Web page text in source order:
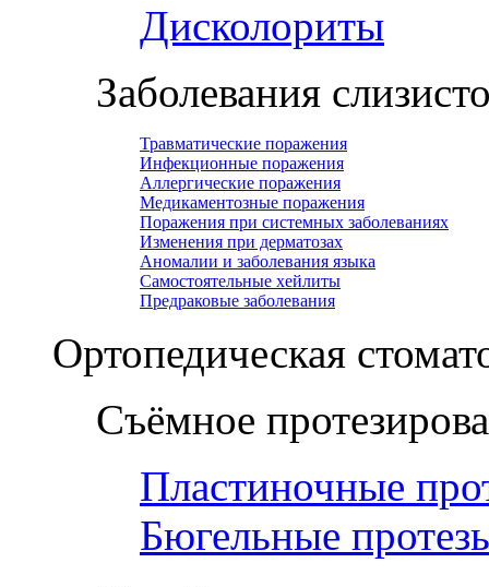
Дисколориты
Заболевания
Травматические поражения
Инфекционные поражения
Аллергические поражения
Медикаментозные поражения
Поражения при системных заболеваниях
Изменения при дерматозах
Аномалии и заболевания языка
Самостоятельные хейлиты
Предраковые заболевания
Ортопедическая
Съёмное
Пластиночные
Бюгельные